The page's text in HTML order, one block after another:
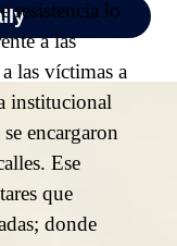
resistencia lo
a las
las víctimas a
institucional
encargaron
Ese
que
donde